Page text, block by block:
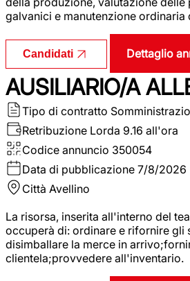
galvanici e manutenzione ordinaria
Candidati Dettaglio
AUSILIARIO/A
Tipo di contratto
Retribuzione Lorda 9.16 all'ora
Codice annuncio 350054
Data di pubblicazione 7/8/2026
Città Avellino
La risorsa, inserita all'interno del
occuperà di: ordinare e rifornire gli
disimballare la merce in
clientela;provvedere all'inventario.